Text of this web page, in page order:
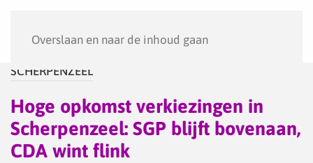
Overslaan en naar de inhoud gaan
SCHERPENZEEL
Hoge opkomst verkiezingen in
Scherpenzeel: SGP blijft bovenaan,
CDA wint flink